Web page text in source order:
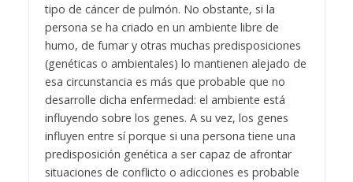
tipo de cáncer de pulmón. No obstante, si la
persona se ha criado en un ambiente libre de
humo, de fumar y otras muchas predisposiciones
(genéticas o ambientales) lo mantienen alejado de
esa circunstancia es más que probable que no
desarrolle dicha enfermedad: el ambiente está
influyendo sobre los genes. A su vez, los genes
influyen entre sí porque si una persona tiene una
predisposición genética a ser capaz de afrontar
situaciones de conflicto o adicciones es probable